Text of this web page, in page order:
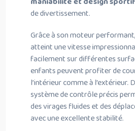
de divertissement.
Grâce à son moteur
atteint une vitesse
facilement sur différentes
enfants peuvent profiter de
l’intérieur comme à l’extérieur.
système de contrôle précis
des virages fluides et des
avec une excellente stabilité.